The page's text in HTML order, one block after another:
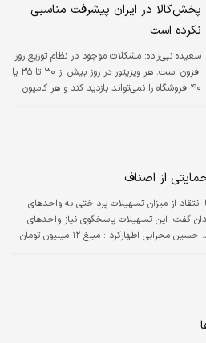
پخش‌کالا در ایران پیشرفت مناسبی
نکرده است
سعیده نبی‌زاده: مشکلات موجود در نظام توزیع روز
افزون است. هر ویزیتور در روز بیش از ۳۰ تا ۳۵ یا
۴۰ فروشگاه را نمی‌تواند بازدید کند و هر کامیون
از اصناف
از میزان تسهیلات پرداختی به واحدهای
گفت: این تسهیلات پاسخگوی نیاز واحدهای
صنفی نیست و باید افزایش یابد. حسین محرابی اظهارکرد : مبلغ ۱۲ میلیون تومان
وی این موضوع را از دلایل مهم استقبال
و گفت: سقف تسهیلات نیازمند بازنگری
۵۳۳ پرونده برای…